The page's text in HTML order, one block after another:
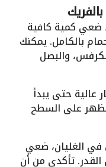
ضعي كمية كافية
بالكامل. يمكنك
والبصل
عالية حتى يبدأ
تظهر على السطح
في الغليان، ضعي
تأكدي من أن